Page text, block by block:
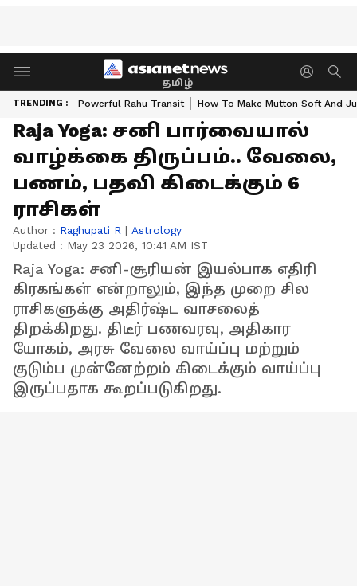
தமிழ்
TRENDING : Powerful Rahu Transit How To Make Mutton Soft And
Raja Yoga: சனி பார்வையால்
வாழ்க்கை திருப்பம்.. வேலை,
பணம், பதவி கிடைக்கும் 6
ராசிகள்
Author : Raghupati R | Astrology
Updated : May 23 2026, 10:41 AM IST
Raja Yoga: சனி-சூரியன் இயல்பாக எதிரி
கிரகங்கள் என்றாலும், இந்த முறை சில
ராசிகளுக்கு அதிர்ஷ்ட வாசலைத்
திறக்கிறது. திடீர் பணவரவு, அதிகார
யோகம், அரசு வேலை வாய்ப்பு மற்றும்
குடும்ப முன்னேற்றம் கிடைக்கும் வாய்ப்பு
இருப்பதாக கூறப்படுகிறது.